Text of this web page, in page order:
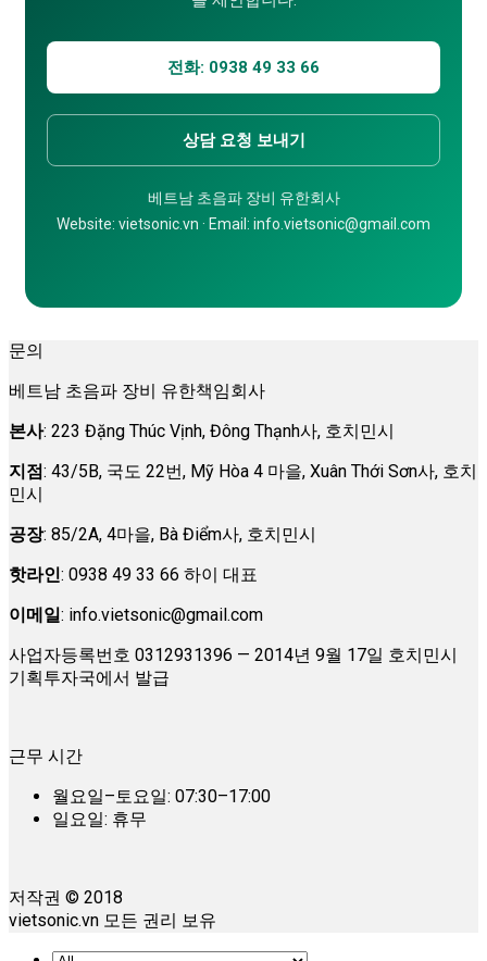
전화: 0938 49 33 66
상담 요청 보내기
베트남 초음파 장비 유한회사
Website: vietsonic.vn · Email: info.vietsonic@gmail.com
문의
베트남 초음파 장비 유한책임회사
본사: 223 Đặng Thúc Vịnh, Đông Thạnh사, 호치민시
지점: 43/5B, 국도 22번, Mỹ Hòa 4 마을, Xuân Thới Sơn사, 호치
민시
공장: 85/2A, 4마을, Bà Điểm사, 호치민시
핫라인: 0938 49 33 66 하이 대표
이메일: info.vietsonic@gmail.com
사업자등록번호 0312931396 — 2014년 9월 17일 호치민시
기획투자국에서 발급
근무 시간
월요일–토요일: 07:30–17:00
일요일: 휴무
저작권 © 2018
vietsonic.vn 모든 권리 보유